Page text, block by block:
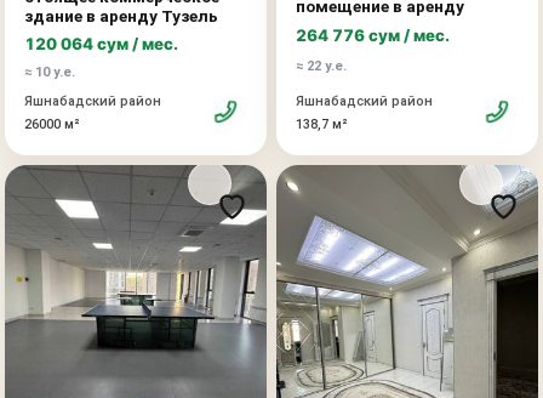
здание в аренду Тузель
120 064 сум / мес.
≈ 10 у.е.
Яшнабадский район
26000 м²
помещение в аренду
264 776 сум / мес.
≈ 22 у.е.
Яшнабадский район
138,7 м²